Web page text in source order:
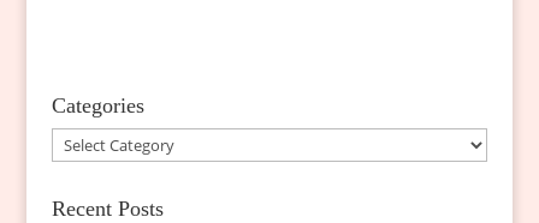
Categories
Categories
Recent Posts